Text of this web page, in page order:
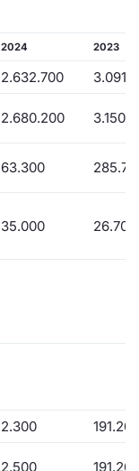
2024 2023
2.632.700
2.680.200
63.300
35.000 26.700
2.300
191.200
2.500 191.200